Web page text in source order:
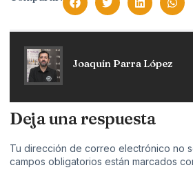
Joaquín Parra López
Deja una respuesta
Tu dirección de correo electrónico no
campos obligatorios están marcados